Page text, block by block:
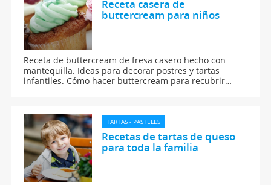
Receta casera de
buttercream para niños
Receta de buttercream de fresa casero hecho con
mantequilla. Ideas para decorar postres y tartas
infantiles. Cómo hacer buttercream para recubrir
TARTAS - PASTELES
Recetas de tartas de queso
para toda la familia